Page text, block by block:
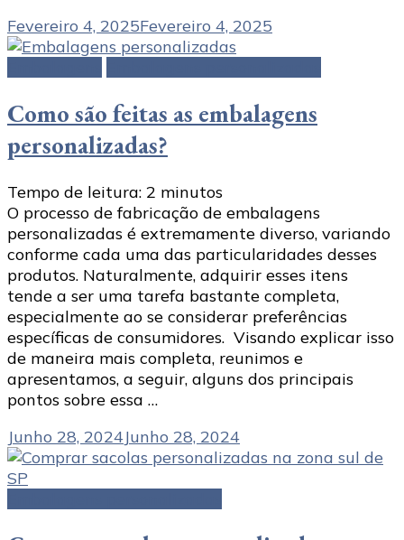
Fevereiro 4, 2025Fevereiro 4, 2025
Como são feitas as embalagens
personalizadas?
Tempo de leitura: 2 minutos
O processo de fabricação de embalagens
personalizadas é extremamente diverso, variando
conforme cada uma das particularidades desses
produtos. Naturalmente, adquirir esses itens
tende a ser uma tarefa bastante completa,
especialmente ao se considerar preferências
específicas de consumidores. Visando explicar isso
de maneira mais completa, reunimos e
apresentamos, a seguir, alguns dos principais
pontos sobre essa …
Junho 28, 2024Junho 28, 2024